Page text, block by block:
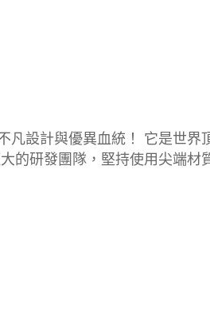
凡設計與優異血統！ 它是世
的研發團隊，堅持使用尖端